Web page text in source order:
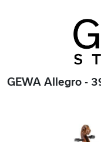
GEWA Allegro -